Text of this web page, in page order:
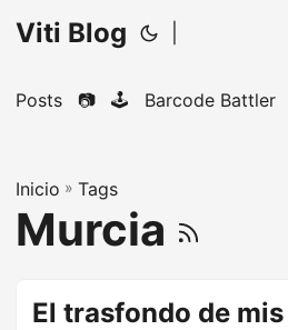
Viti Blog
Posts 📷 🕹️ Barcode Battler
Inicio » Tags
Murcia
El trasfondo de